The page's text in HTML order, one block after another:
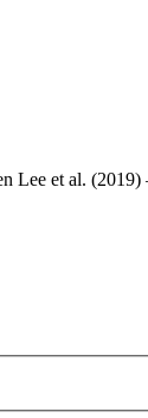
Lee et al.